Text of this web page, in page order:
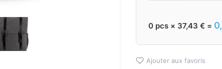
0 pcs × 37,43 € =
Ajouter aux favoris